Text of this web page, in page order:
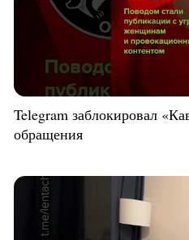
Telegram заблокировал
обращения